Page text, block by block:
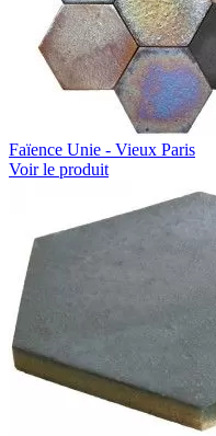
Faïence Unie - Vieux Paris
Voir le produit